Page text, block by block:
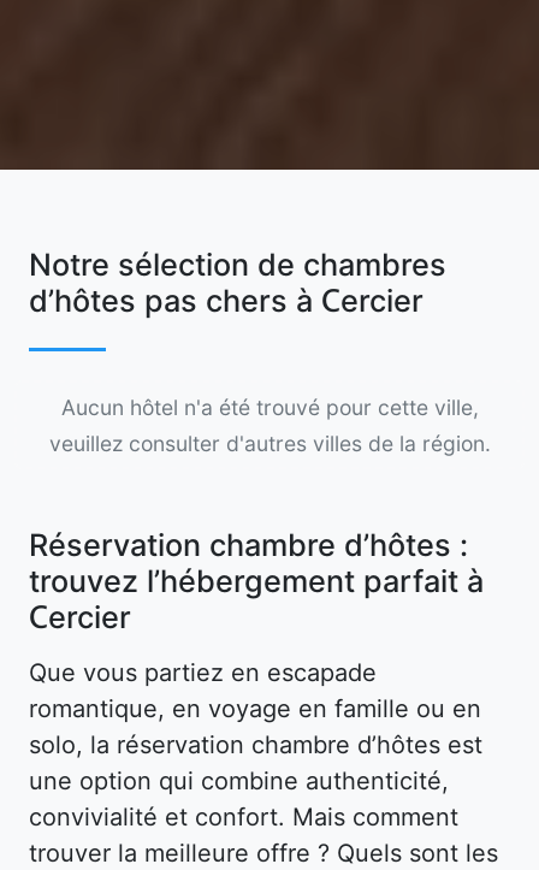
Notre sélection de chambres
d’hôtes pas chers à Cercier
Aucun hôtel n'a été trouvé pour cette ville,
veuillez consulter d'autres villes de la région.
Réservation chambre d’hôtes :
trouvez l’hébergement parfait à
Cercier
Que vous partiez en escapade
romantique, en voyage en famille ou en
solo, la réservation chambre d’hôtes est
une option qui combine authenticité,
convivialité et confort. Mais comment
trouver la meilleure offre ? Quels sont les